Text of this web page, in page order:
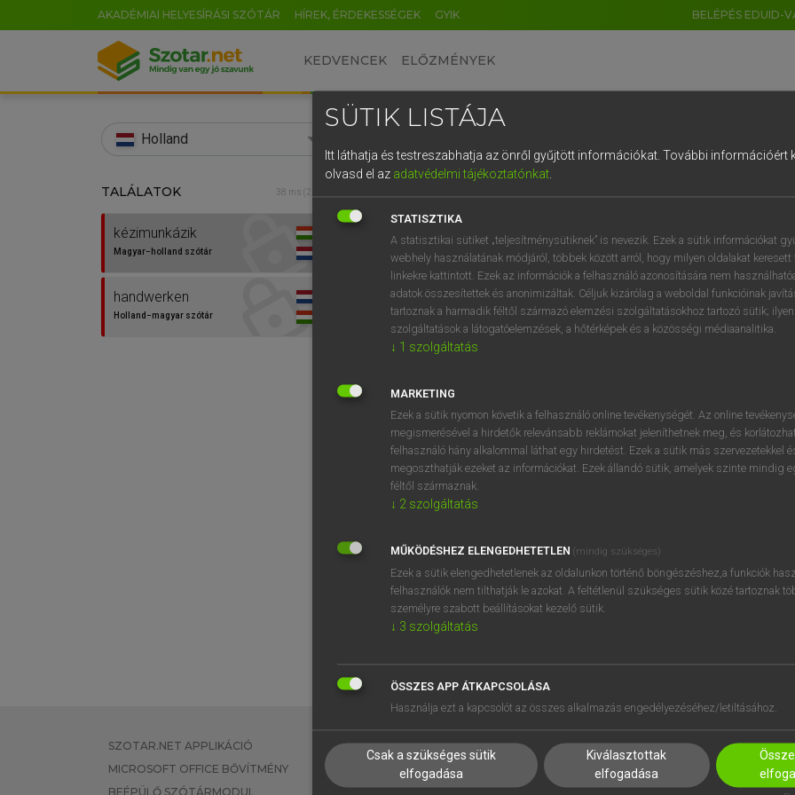
AKADÉMIAI HELYESÍRÁSI SZÓTÁR HÍREK, ÉRDEKESSÉGEK GYIK BELÉPÉS EDUID-
KEDVENCEK ELŐZMÉNYEK
Holland
TALÁLATOK 38 ms (2 db)
kézimunkázik
Magyar−holland szótár
handwerken
Holland−magyar szótár
Magyar−holland szótár
VAN ELŐFIZETÉSED?
megtekintéséhez.
BELÉPÉS
próbaverziójának
regisztrálok ésbelépek.
REGISZTRÁCIÓ
SZOTAR.NET APPLIKÁCIÓ
MICROSOFT OFFICE BŐVÍTMÉNY
BEÉPÜLŐ SZÓTÁRMODUL
EGYÉNI FELHASZNÁLÓKNAK
TANULÓKNAK
SÚGÓ
RÓLUNK
SÜTIK LISTÁJA
Itt láthatja és testreszabhatja az önről gyűjtött információkat. További információért
olvasd el az adatvédelmi tájékoztatónkat.
STATISZTIKA
A statisztikai sütiket „teljesítménysütiknek” is nevezik. Ezek a sütik információkat
webhely használatának módjáról, többek között arról, hogy milyen oldalakat keresett
linkekre kattintott. Ezek az információk a felhasználó azonosítására nem
adatok összesítettek és anonimizáltak. Céljuk kizárólag a weboldal funkcióinak
tartoznak a harmadik féltől származó elemzési szolgáltatásokhoz tartozó sütik;
szolgáltatások a látogatóelemzések, a hőtérképek és a közösségi médiaanalitika.
↓ 1 szolgáltatás
MARKETING
Ezek a sütik nyomon követik a felhasználó online tevékenységét. Az online
megismerésével a hirdetők relevánsabb reklámokat jeleníthetnek meg, és
felhasználó hány alkalommal láthat egy hirdetést. Ezek a sütik más szervezetekkel
megoszthatják ezeket az információkat. Ezek állandó sütik, amelyek szinte mindig
féltől származnak.
↓ 2 szolgáltatás
MŰKÖDÉSHEZ ELENGEDHETETLEN (mindig szükséges)
Ezek a sütik elengedhetetlenek az oldalunkon történő böngészéshez,a funkciók
felhasználók nem tilthatják le azokat. A feltétlenül szükséges sütik közé tartoznak
személyre szabott beállításokat kezelő sütik.
↓ 3 szolgáltatás
ÖSSZES APP ÁTKAPCSOLÁSA
Használja ezt a kapcsolót az összes alkalmazás engedélyezéséhez/letiltásához.
Csak a szükséges sütik
elfogadása
Kiválasztottak
elfogadása
EN HU DE CN FR ES IT NL
0 1 2 3 4 5 6 7 8 9
q w e r t z u i
a s d f g h j k l é
í y x c v b n m , .